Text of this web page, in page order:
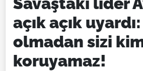
açık açık
olmadan sizi
koruyamaz!